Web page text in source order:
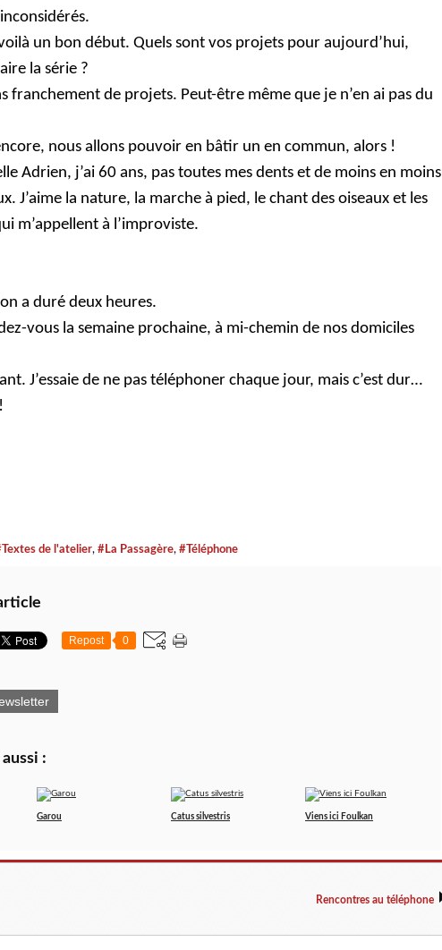
un bon début. Quels sont vos projets pour aujourd’hui,
la série ?
franchement de projets. Peut-être même que je n’en ai pas du
nous allons pouvoir en bâtir un en commun, alors !
Adrien, j’ai 60 ans, pas toutes mes dents et de moins en moins
J’aime la nature, la marche à pied, le chant des oiseaux et les
m’appellent à l’improviste.
a duré deux heures.
vous la semaine prochaine, à mi-chemin de nos domiciles
J’essaie de ne pas téléphoner chaque jour, mais c’est dur…
de l'atelier, #La Passagère, #Téléphone
Repost 0
:
Garou Catus silvestris Viens ici Foulkan
Rencontres au téléphone